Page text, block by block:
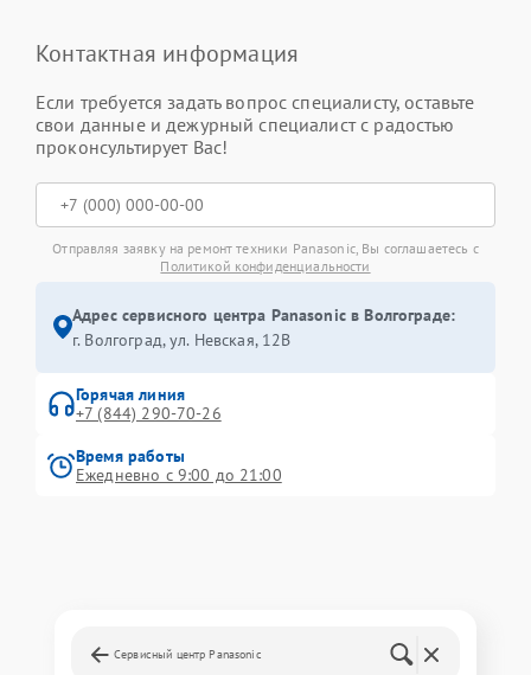
Контактная информация
Если требуется задать вопрос специалисту, оставьте
свои данные и дежурный специалист с радостью
проконсультирует Вас!
Отправляя заявку на ремонт техники Panasonic, Вы соглашаетесь с
Политикой конфиденциальности
Адрес сервисного центра Panasonic в Волгограде:
г. Волгоград, ул. Невская, 12В
Горячая линия
+7 (844) 290-70-26
Время работы
Ежедневно с 9:00 до 21:00
Сервисный центр Panasonic